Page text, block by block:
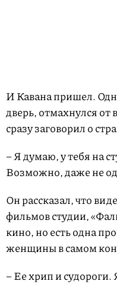
И Кавана пришел.
дверь, отмахнулся от
сразу заговорил о
– Я думаю, у тебя на
Возможно, даже не
Он рассказал, что
фильмов студии,
кино, но есть одна
женщины в самом
– Ее хрип и